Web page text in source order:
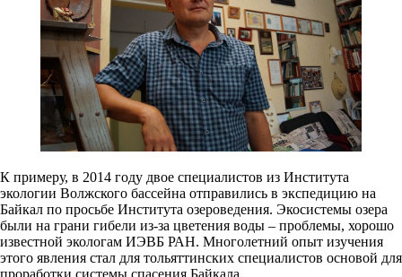
К примеру, в 2014 году двое специалистов из Института
экологии Волжского бассейна отправились в экспедицию на
Байкал по просьбе Института озероведения. Экосистемы озера
были на грани гибели из-за цветения воды – проблемы, хорошо
известной экологам ИЭВБ РАН. Многолетний опыт изучения
этого явления стал для тольяттинских специалистов основой для